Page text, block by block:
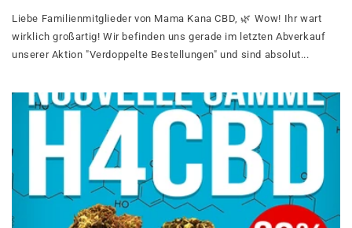
Liebe Familienmitglieder von Mama Kana CBD, 🌿 Wow! Ihr wart
wirklich großartig! Wir befinden uns gerade im letzten Abverkauf
unserer Aktion "Verdoppelte Bestellungen" und sind absolut...